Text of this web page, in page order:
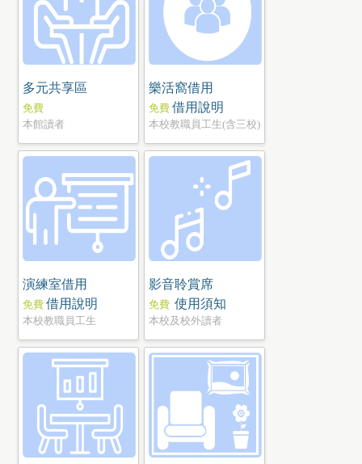
多元共享區
免費
本館讀者
樂活窩借用
免費借用說明
本校教職員工生(含三校)
演練室借用
免費 借用說明
本校教職員工生
影音聆賞席
免費使用須知
本校及校外讀者